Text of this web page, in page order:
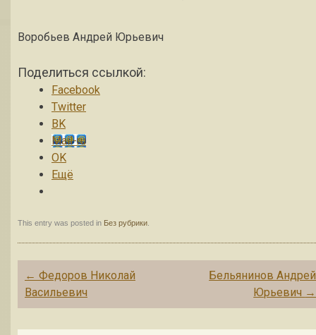
Воробьев Андрей Юрьевич
Поделиться ссылкой:
Facebook
Twitter
BK
Mail-ru
OK
Ещё
This entry was posted in Без рубрики
Post navigation
← Федоров Николай
Васильевич
Бельянинов Андрей
Юрьевич →